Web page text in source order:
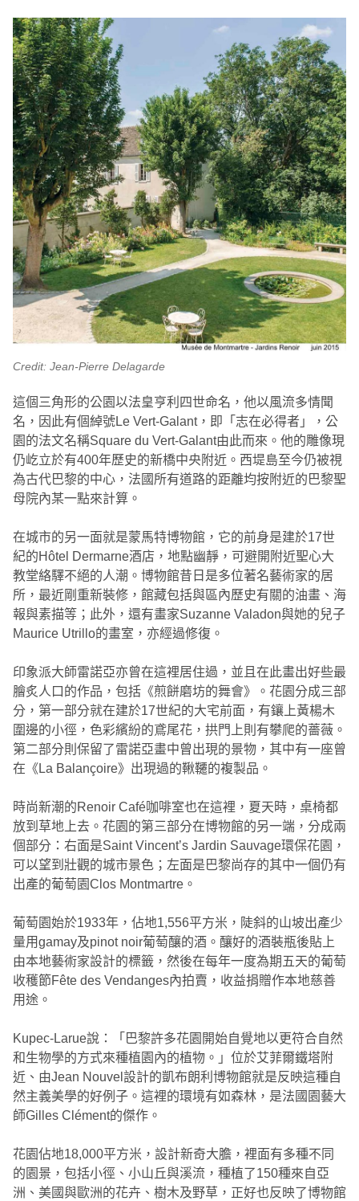
Credit: Jean-Pierre Delagarde
這個三角形的公園以法皇亨利四世命名，他以風流多情聞
名，因此有個綽號Le Vert-Galant，即「志在必得者」，公
園的法文名稱Square du Vert-Galant由此而來。他的雕像現
仍屹立於有400年歷史的新橋中央附近。西堤島至今仍被視
為古代巴黎的中心，法國所有道路的距離均按附近的巴黎聖
母院內某一點來計算。
在城市的另一面就是蒙馬特博物館，它的前身是建於17世
紀的Hôtel Dermarne酒店，地點幽靜，可避開附近聖心大
教堂絡驛不絕的人潮。博物館昔日是多位著名藝術家的居
所，最近剛重新裝修，館藏包括與區內歷史有關的油畫、海
報與素描等；此外，還有畫家Suzanne Valadon與她的兒子
Maurice Utrillo的畫室，亦經過修復。
印象派大師雷諾亞亦曾在這裡居住過，並且在此畫出好些最
膾炙人口的作品，包括《煎餅磨坊的舞會》。花園分成三部
分，第一部分就在建於17世紀的大宅前面，有鑲上黃楊木
圍邊的小徑，色彩繽紛的鳶尾花，拱門上則有攀爬的薔薇。
第二部分則保留了雷諾亞畫中曾出現的景物，其中有一座曾
在《La Balançoire》出現過的鞦韆的複製品。
時尚新潮的Renoir Café咖啡室也在這裡，夏天時，桌椅都
放到草地上去。花園的第三部分在博物館的另一端，分成兩
個部分：右面是Saint Vincent’s Jardin Sauvage環保花園，
可以望到壯觀的城市景色；左面是巴黎尚存的其中一個仍有
出產的葡萄園Clos Montmartre。
葡萄園始於1933年，佔地1,556平方米，陡斜的山坡出產少
量用gamay及pinot noir葡萄釀的酒。釀好的酒裝瓶後貼上
由本地藝術家設計的標籤，然後在每年一度為期五天的葡萄
收穫節Fête des Vendanges內拍賣，收益捐贈作本地慈善
用途。
Kupec-Larue說：「巴黎許多花園開始自覺地以更符合自然
和生物學的方式來種植園內的植物。」位於艾菲爾鐵塔附
近、由Jean Nouvel設計的凱布朗利博物館就是反映這種自
然主義美學的好例子。這裡的環境有如森林，是法國園藝大
師Gilles Clément的傑作。
花園佔地18,000平方米，設計新奇大膽，裡面有多種不同
的園景，包括小徑、小山丘與溪流，種植了150種來自亞
洲、美國與歐洲的花卉、樹木及野草，正好也反映了博物館